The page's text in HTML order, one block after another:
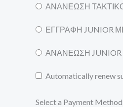
ΑΝΑΝΕΩΣΗ
ΕΓΓΡΑΦΗ JUNIOR
ΑΝΑΝΕΩΣΗ
Automatically renew
Select a Payment Method